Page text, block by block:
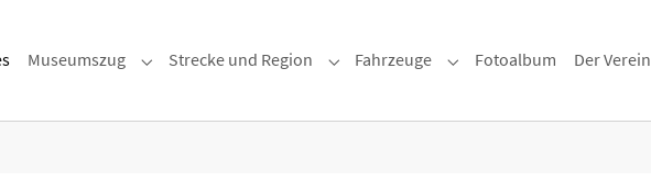
Museumszug Submenu for "Museumszug"
Strecke und Region Submenu for "Strecke und Region"
Fahrzeuge Submenu for "Fahrzeuge"
Fotoalbum Der Verein